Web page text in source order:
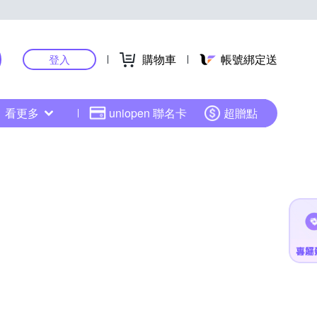
登入 購物車 帳號綁定送
看更多 uniopen 聯名卡 超贈點